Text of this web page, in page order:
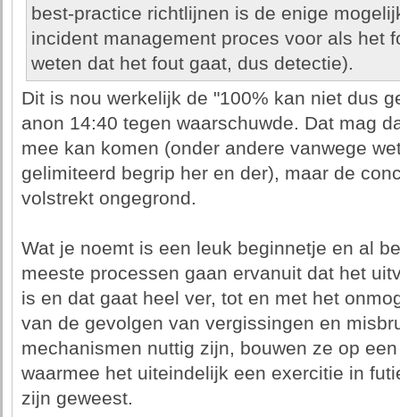
best-practice richtlijnen is de enige
incident management proces voor als het
weten dat het fout gaat, dus detectie).
Dit is nou werkelijk de "100% kan niet dus
anon 14:40 tegen waarschuwde. Dat mag
mee kan komen (onder andere vanwege
gelimiteerd begrip her en der), maar de
volstrekt ongegrond.
Wat je noemt is een leuk beginnetje en al
meeste processen gaan ervanuit dat het
is en dat gaat heel ver, tot en met het
van de gevolgen van vergissingen en
mechanismen nuttig zijn, bouwen ze op
waarmee het uiteindelijk een exercitie in
zijn geweest.